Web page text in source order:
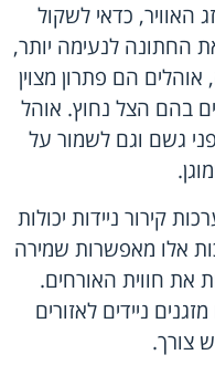
האוויר, כדאי לשקול
החתונה לנעימה יותר,
אוהלים הם פתרון מצוין
בהם הצל נחוץ. אוהל
גשם וגם לשמור על
קירור ניידות יכולות
אלו מאפשרות שמירה
את חווית האורחים.
ניידים לאזורים
צורך.